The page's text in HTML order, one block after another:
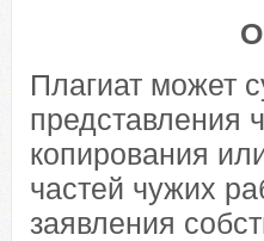
Плагиат может
представления
копирования
частей чужих
заявления